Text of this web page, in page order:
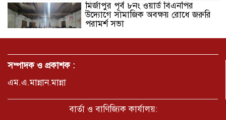
মির্জাপুর পূর্ব ৮নং ওয়ার্ড বিএনপির
উদ্যোগে সামাজিক অবক্ষয় রোধে জরুরি
পরামর্শ সভা
ভ্রমণ কাহিনী: পদ্মা পারে আনন্দ ভ্রমণ –
সময় –মুক্তা পারভীন
সম্পাদক ও প্রকাশক :
এম.এ.মান্নান.মান্না
বার্তা ও বাণিজ্যিক কার্যালয়: